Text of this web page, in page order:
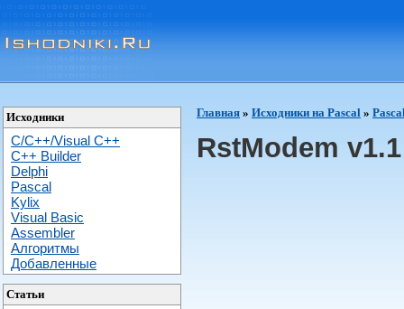
Исходники
C/C++/Visual C++
С++ Builder
Delphi
Pascal
Kylix
Visual Basic
Assembler
Алгоритмы
Добавленные
Статьи
Главная » Исходники на Pascal »
RstModem